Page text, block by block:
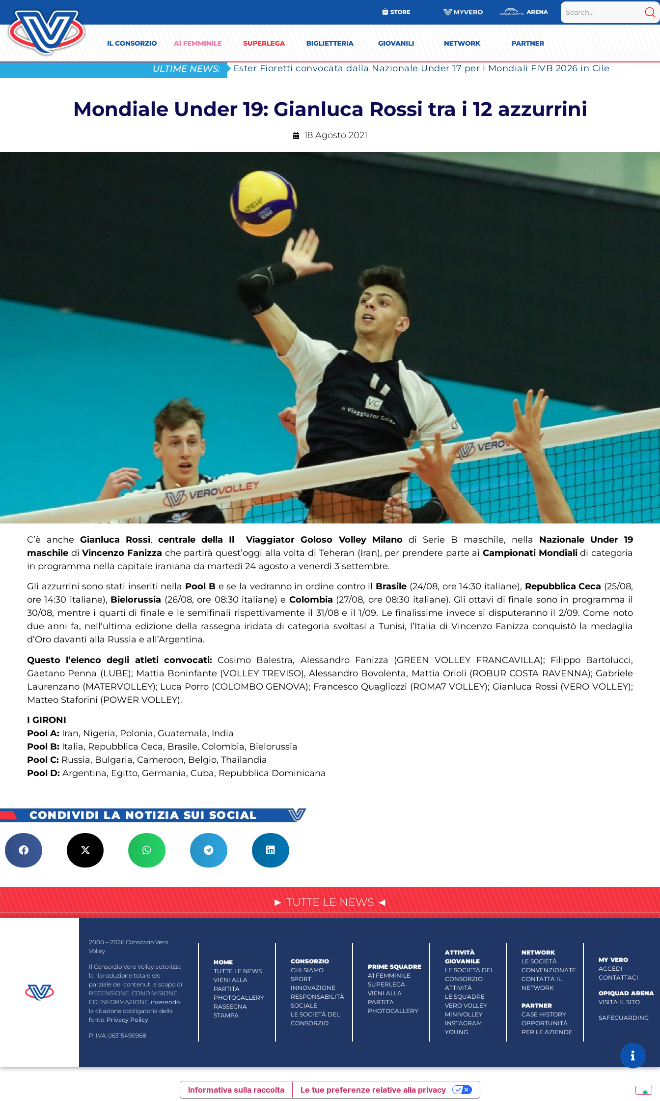
ULTIME NEWS: Ester Fioretti convocata dalla Nazionale Under 17 per i Mondiali FIVB 2026 in Cile
Mondiale Under 19: Gianluca Rossi tra i 12 azzurrini
18 Agosto 2021
C’è ancheGianluca Rossi,centrale della Il Viaggiator Goloso Volley Milanodi Serie B maschile, nella Nazionale Under 19
maschile diVincenzo Fanizza che partirà quest’oggi alla volta di Teheran (Iran), per prendere parte ai Campionati Mondialidi categoria
in programma nella capitale iraniana da martedì 24 agosto a venerdì 3 settembre.
Gli azzurrini sono stati inseriti nella Pool B e se la vedranno in ordine contro il Brasile (24/08, ore 14:30 italiane), Repubblica Ceca (25/08,
ore 14:30 italiane), Bielorussia (26/08, ore 08:30 italiane) e Colombia (27/08, ore 08:30 italiane). Gli ottavi di finale sono in programma il
30/08, mentre i quarti di finale e le semifinali rispettivamente il 31/08 e il 1/09. Le finalissime invece si disputeranno il 2/09. Come noto
due anni fa, nell’ultima edizione della rassegna iridata di categoria svoltasi a Tunisi, l’Italia di Vincenzo Fanizza conquistò la medaglia
d’Oro davanti alla Russia e all’Argentina.
Questo l’elenco degli atleti convocati: Cosimo Balestra, Alessandro Fanizza (GREEN VOLLEY FRANCAVILLA); Filippo Bartolucci,
Gaetano Penna (LUBE); Mattia Boninfante (VOLLEY TREVISO), Alessandro Bovolenta, Mattia Orioli (ROBUR COSTA RAVENNA); Gabriele
Laurenzano (MATERVOLLEY); Luca Porro (COLOMBO GENOVA); Francesco Quagliozzi (ROMA7 VOLLEY); Gianluca Rossi (VERO VOLLEY);
Matteo Staforini (POWER VOLLEY).
I GIRONI
Pool A: Iran, Nigeria, Polonia, Guatemala, India
Pool B: Italia, Repubblica Ceca, Brasile, Colombia, Bielorussia
Pool C: Russia, Bulgaria, Cameroon, Belgio, Thailandia
Pool D: Argentina, Egitto, Germania, Cuba, Repubblica Dominicana
CONDIVIDI LA NOTIZIA SUI SOCIAL
► TUTTE LE NEWS ◄
2008 – 2026 Consorzio Vero
Volley
Il Consorzio Vero Volley autorizza
la riproduzione totale e/o
parziale dei contenuti a scopo di
RECENSIONE, CONDIVISIONE
ED INFORMAZIONE, inserendo
la citazione obbligatoria della
fonte. Privacy Policy
P. IVA: 06315490968
HOME
TUTTE LE NEWS
VIENI ALLA
PARTITA
PHOTOGALLERY
RASSEGNA
STAMPA
CONSORZIO
CHI SIAMO
SPORT
INNOVAZIONE
RESPONSABILITÀ
SOCIALE
LE SOCIETÀ DEL
CONSORZIO
PRIME SQUADRE
A1 FEMMINILE
SUPERLEGA
VIENI ALLA
PARTITA
PHOTOGALLERY
ATTIVITÀ
GIOVANILE
LE SOCIETÀ DEL
CONSORZIO
ATTIVITÀ
LE SQUADRE
VERO VOLLEY
MINIVOLLEY
INSTAGRAM
YOUNG
NETWORK
LE SOCIETÀ
CONVENZIONATE
CONTATTA IL
NETWORK
PARTNER
CASE HISTORY
OPPORTUNITÁ
PER LE AZIENDE
MY VERO
ACCEDI
CONTATTACI
OPIQUAD ARENA
VISITA IL SITO
SAFEGUARDING
Informativa sulla raccolta Le tue preferenze relative alla privacy